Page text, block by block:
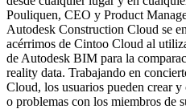
Pouliquen, CEO y Product
Autodesk Construction Cloud se
acérrimos de Cintoo Cloud al
de Autodesk BIM para la
reality data. Trabajando en
Cloud, los usuarios pueden crear
o problemas con los miembros de